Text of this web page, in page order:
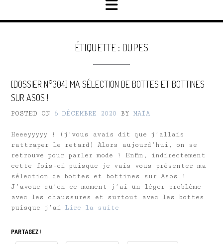
ÉTIQUETTE : DUPES
[DOSSIER N°304] MA SÉLECTION DE BOTTES ET BOTTINES
SUR ASOS !
POSTED ON 6 DÉCEMBRE 2020 BY MAÏA
Heeeyyyyy ! (j’vous avais dit que j’allais
rattraper le retard) Alors aujourd’hui, on se
retrouve pour parler mode ! Enfin, indirectement
cette fois-ci puisque je vais vous présenter ma
sélection de bottes et bottines sur Asos !
J’avoue qu’en ce moment j’ai un léger problème
avec les chaussures et surtout avec les bottes
puisque j’ai Lire la suite
PARTAGEZ !